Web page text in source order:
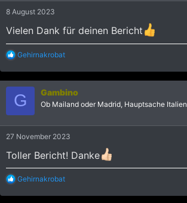
n
8 August 2023
Vielen Dank für deinen Bericht
R
a
k
i
n
Gehirnakrobat
G Gambino
Ob Mailand oder Madrid, Hauptsache Italien
27 November 2023
Toller Bericht! Danke
R
a
Gehirnakrobat